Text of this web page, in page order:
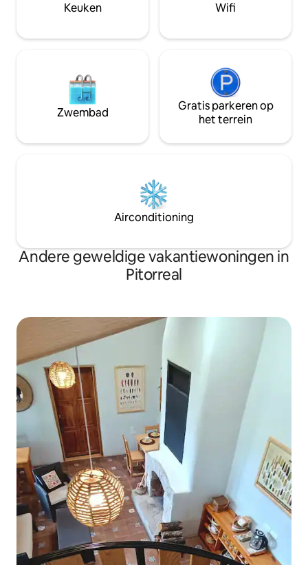
Keuken Wifi
Zwembad
Gratis parkeren op
het terrein
Airconditioning
Andere geweldige vakantiewoningen in
Pitorreal